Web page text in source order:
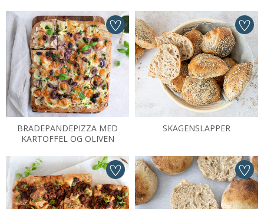
BRADEPANDEPIZZA MED
KARTOFFEL OG OLIVEN
SKAGENSLAPPER